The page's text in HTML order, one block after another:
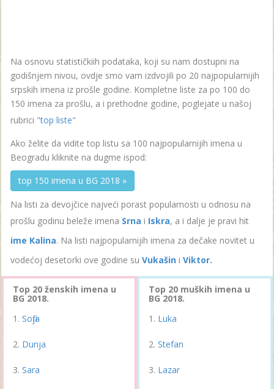
Na osnovu statističkiih podataka, koji su nam dostupni na
godišnjem nivou, ovdje smo vam izdvojili po 20 najpopularnijih
srpskih imena iz prošle godine. Kompletne liste za po 100 do
150 imena za prošlu, a i prethodne godine, poglejate u našoj
rubrici "top liste"
Ako želite da vidite top listu sa 100 najpopularnijih imena u
Beogradu kliknite na dugme ispod:
top 150 imena u BG 2018 »
Na listi za devojčice najveći porast popularnosti u odnosu na
prošlu godinu beleže imena Srna i Iskra, a i dalje je pravi hit
ime Kalina. Na listi najpopularnijih imena za dečake novitet u
vodećoj desetorki ove godine su Vukašin i Viktor.
Top 20 ženskih imena u
BG 2018.
Sofija
Dunja
Sara
Top 20 muških imena u
BG 2018.
Luka
Stefan
Lazar